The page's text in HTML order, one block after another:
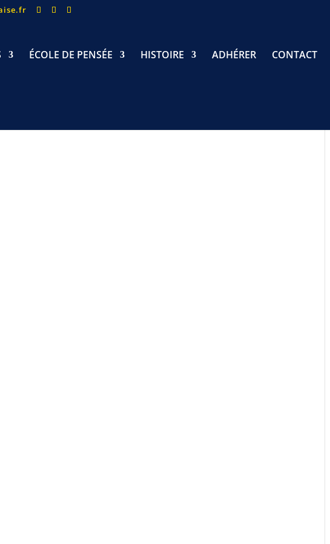
ÉCOLE DE PENSÉE HISTOIRE ADHÉRER CONTACT